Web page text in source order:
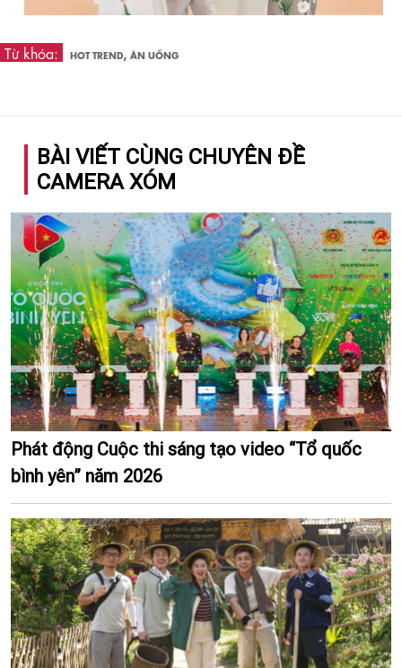
Từ khóa: HOT TREND, ĂN UỐNG
BÀI VIẾT CÙNG CHUYÊN ĐỀ
CAMERA XÓM
Phát động Cuộc thi sáng tạo video “Tổ quốc
bình yên” năm 2026